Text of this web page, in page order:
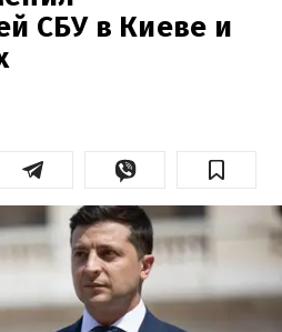
СБУ в Киеве и